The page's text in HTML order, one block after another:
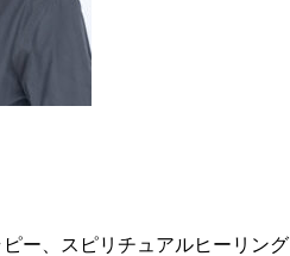
ー、スピリチュアルヒーリング